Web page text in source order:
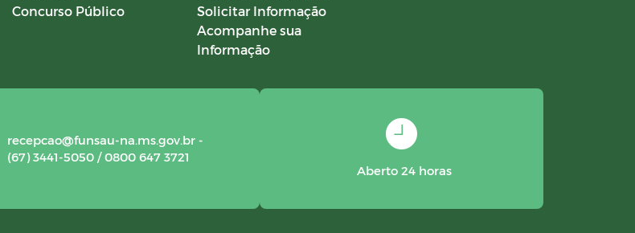
Concurso Público
Solicitar Informação
Acompanhe sua
Informação
recepcao@funsau-na.ms.gov.br -
(67) 3441-5050 / 0800 647 3721
Aberto 24 horas